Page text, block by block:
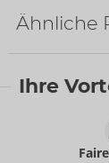
Ähnliche
Ihre
Faire